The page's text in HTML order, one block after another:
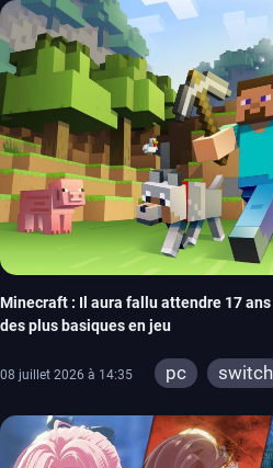
xbox 360
Minecraft : Il aura fallu attendre 17
des plus basiques en jeu
08 juillet 2026 à 14:35 pc switch
xbox 360